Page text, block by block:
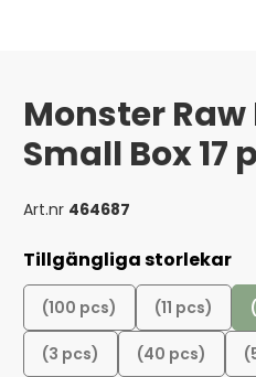
Monster Raw
Small Box 17
Art.nr 464687
Tillgängliga storlekar
(100 pcs) (11 pcs)
(3 pcs) (40 pcs)